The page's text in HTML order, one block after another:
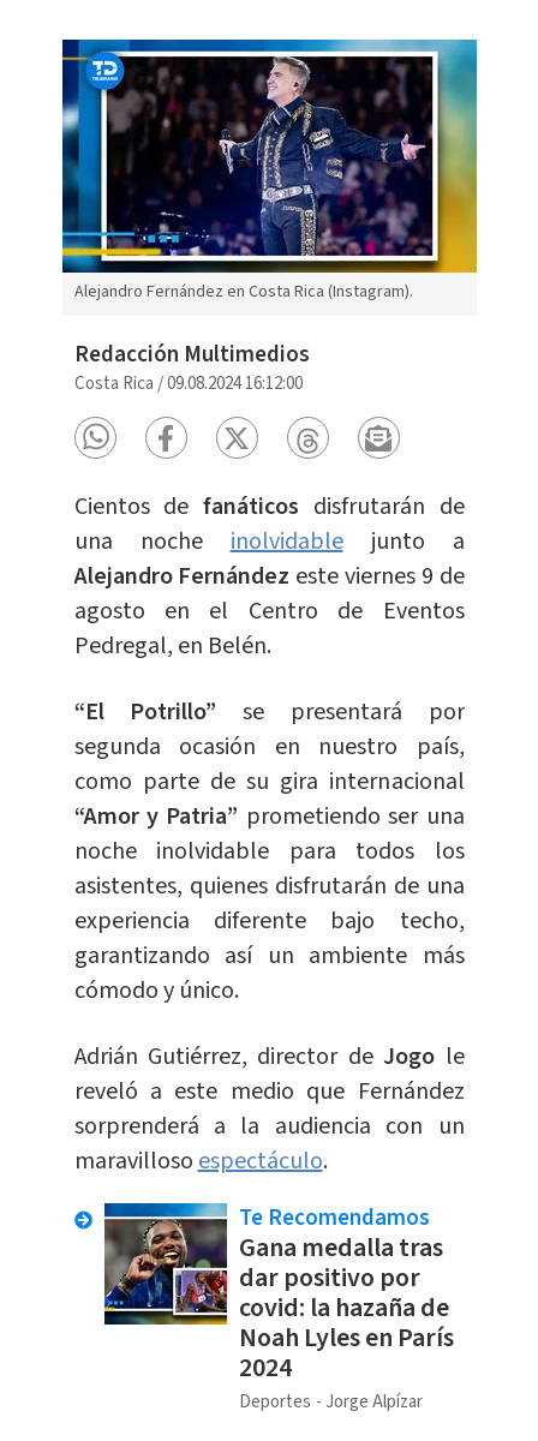
Alejandro Fernández en Costa Rica (Instagram).
Redacción Multimedios
Costa Rica /09.08.2024 16:12:00
Cientos de fanáticos disfrutarán de
una nocheinolvidablejunto a
Alejandro Fernández este viernes 9 de
agosto en el Centro de Eventos
Pedregal, en Belén.
“El Potrillo” se presentará por
segunda ocasión en nuestro país,
como parte de su gira internacional
“Amor y Patria” prometiendo ser una
noche inolvidable para todos los
asistentes, quienes disfrutarán de una
experiencia diferente bajo techo,
garantizando así un ambiente más
cómodo y único.
Adrián Gutiérrez, director de Jogo le
reveló a este medio que Fernández
sorprenderá a la audiencia con un
maravillosoespectáculo.
Te Recomendamos
Gana medalla tras
dar positivo por
covid: la hazaña de
Noah Lyles en París
2024
Deportes Jorge Alpízar